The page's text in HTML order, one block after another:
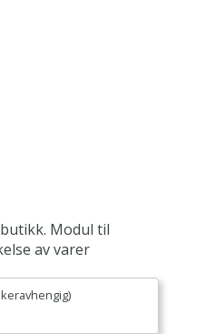
Modul til
av varer